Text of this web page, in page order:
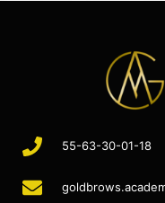
55-63-30-01-18